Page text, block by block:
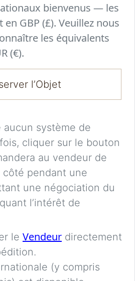
bienvenus — les
GBP (£). Veuillez nous
les équivalents
(€).
l’Objet
aucun système de
cliquer sur le bouton
au vendeur de
côté pendant une
une négociation du
l’intérêt de
le Vendeur directement
(y compris